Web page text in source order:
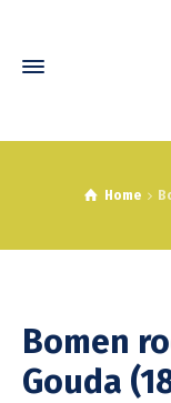
Home
Bomen
Gouda